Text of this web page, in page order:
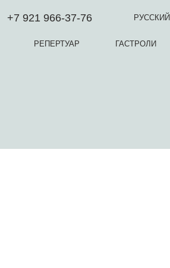
+7 921 966-37-76 РУССКИЙ
РЕПЕРТУАР ГАСТРОЛИ